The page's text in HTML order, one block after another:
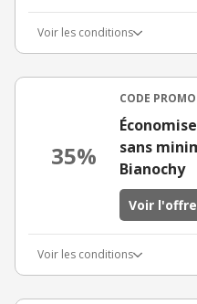
Voir les conditions
35%
CODE PROMO
sans
Bianochy
Voir l'offre
Voir les conditions